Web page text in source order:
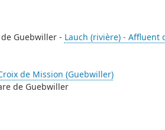
Guebwiller - Lauch (rivière) - Affluent
de Mission (Guebwiller)
de Guebwiller